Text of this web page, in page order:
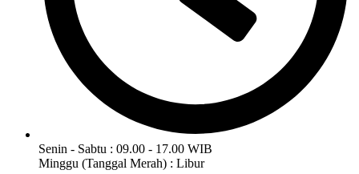
Senin - Sabtu : 09.00 - 17.00 WIB
Minggu (Tanggal Merah) : Libur